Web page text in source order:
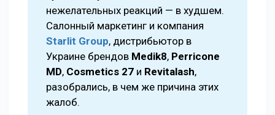
нежелательных реакций — в худшем.
Салонный маркетинг и компания
Starlit Group, дистрибьютор в
Украине брендов Medik8, Perricone
MD, Cosmetics 27 и Revitalash,
разобрались, в чем же причина этих
жалоб.